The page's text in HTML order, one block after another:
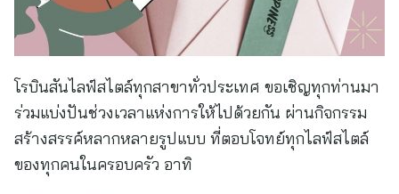
โรบินสันไลฟ์สไตล์ทุกสาขาทั่วประเทศ ขอเชิญทุกท่านมา
ร่วมแบ่งปันช่วงเวลาแห่งการให้ไปด้วยกัน ผ่านกิจกรรม
สร้างสรรค์หลากหลายรูปแบบ ที่ตอบโจทย์ทุกไลฟ์สไตล์
ของทุกคนในครอบครัว อาทิ